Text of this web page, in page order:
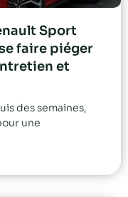
Sport
faire piéger
et
des semaines,
une